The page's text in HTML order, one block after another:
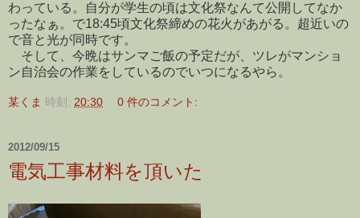
わっている。自分が学生の頃は文化祭なんて公開してなか
ったなぁ。で18:45頃文化祭締めの花火があがる。超近いの
で音と光が同時です。
そして、今晩はサンマご飯の予定だが、ツレがマンショ
ン自治会の作業をしているのでいつになるやら。
某くま 時刻: 20:30 0 件のコメント:
2012/09/15
電気工事材料を頂いた